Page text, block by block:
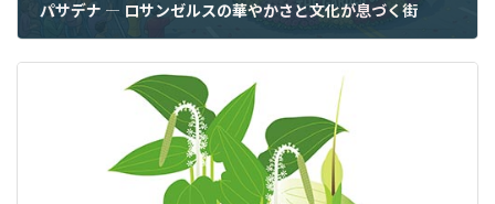
パサデナ ― ロサンゼルスの華やかさと文化が息づく街